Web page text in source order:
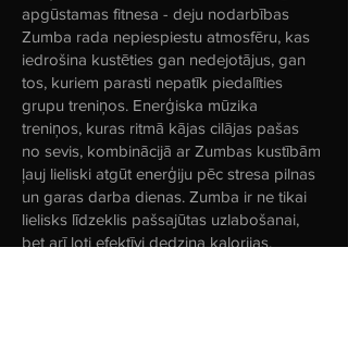
apgūstamas fitnesa - deju nodarbības
Zumba rada nepiespiestu atmosfēru, kas
iedrošina kustēties gan nedejotājus, gan
tos, kuriem parasti nepatīk piedalīties
grupu treniņos. Enerģiska mūzika
treniņos, kuras ritmā kājas cilājas pašas
no sevis, kombinācijā ar Zumbas kustībām
ļauj lieliski atgūt enerģiju pēc stresa pilnas
un garas darba dienas. Zumba ir ne tikai
lielisks līdzeklis pašsajūtas uzlabošanai,
bet arī ļoti efektīvi dedzina kalorijas.